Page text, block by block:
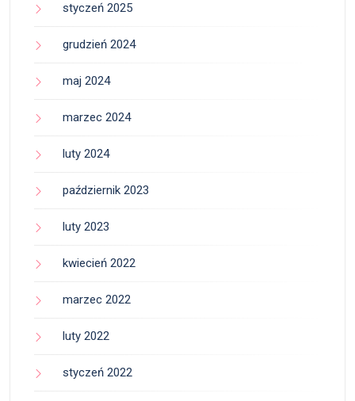
styczeń 2025
grudzień 2024
maj 2024
marzec 2024
luty 2024
październik 2023
luty 2023
kwiecień 2022
marzec 2022
luty 2022
styczeń 2022